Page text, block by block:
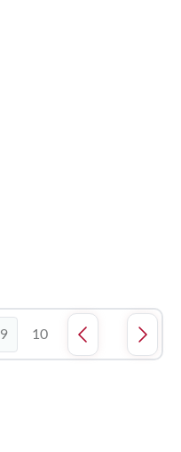
9 10